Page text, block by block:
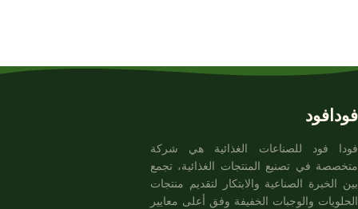
فودافود
فودا فود للصناعات الغذائية هي شركة
متخصصة في تصنيع المنتجات الغذائية، تجمع
بين الخبرة الصناعية والابتكار لتقديم منتجات
الحلويات والوجبات الخفيفة وفق أعلى معايير